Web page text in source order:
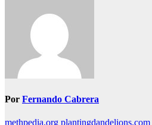
Por Fernando Cabrera
methpedia.org plantingdandelions.com